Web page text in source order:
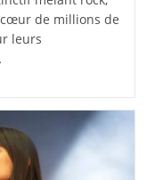
de millions de
leurs